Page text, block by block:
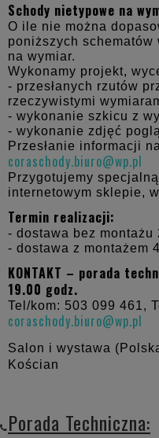
Schody nietypowe na
O ile nie można
poniższych schematów
na wymiar.
Wykonamy projekt,
- przesłanych rzutów
rzeczywistymi
- wykonanie szkicu z
- wykonanie zdjęć
Przesłanie informacji
coraschody.biuro@wp.pl
Przygotujemy
internetowym sklepie,
Termin realizacji:
- dostawa bez montażu
- dostawa z montażem
KONTAKT – porada
19.00 godz.
Tel/kom: 503 099 461,
coraschody.biuro@wp.pl
Salon i wystawa
Kościan
Porada Techniczna: